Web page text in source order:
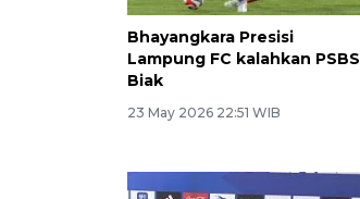
Bhayangkara Presisi
Lampung FC kalahkan PSBS
Biak
23 May 2026 22:51 WIB